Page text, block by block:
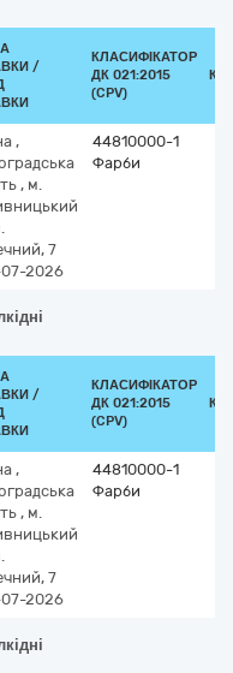
/
КЛАСИФІКАТОР
ДК 021:2015
(CPV)
,
, м.
7
2026
44810000-1
Фарби
/
КЛАСИФІКАТОР
ДК 021:2015
(CPV)
,
, м.
7
2026
44810000-1
Фарби